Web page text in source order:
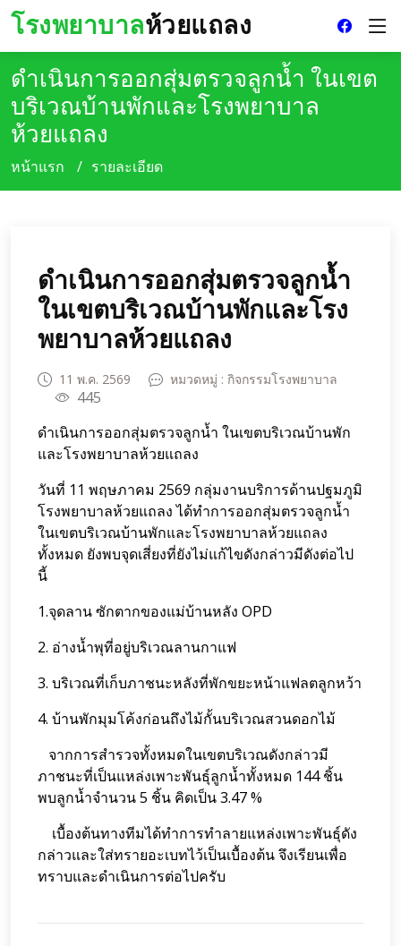
โรงพยาบาลห้วยแถลง
ดำเนินการออกสุ่มตรวจลูกน้ำ ในเขต
บริเวณบ้านพักและโรงพยาบาล
ห้วยแถลง
หน้าแรก รายละเอียด
ดำเนินการออกสุ่มตรวจลูกน้ำ
ในเขตบริเวณบ้านพักและโรง
พยาบาลห้วยแถลง
11 พ.ค. 2569 หมวดหมู่ : กิจกรรมโรงพยาบาล
445
ดำเนินการออกสุ่มตรวจลูกน้ำ ในเขตบริเวณบ้านพัก
และโรงพยาบาลห้วยแถลง
วันที่ 11 พฤษภาคม 2569 กลุ่มงานบริการด้านปฐมภูมิ
โรงพยาบาลห้วยแถลง ได้ทำการออกสุ่มตรวจลูกน้ำ
ในเขตบริเวณบ้านพักและโรงพยาบาลห้วยแถลง
ทั้งหมด ยังพบจุดเสี่ยงที่ยังไม่แก้ไขดังกล่าวมีดังต่อไป
นี้
1.จุดลาน ซักตากของแม่บ้านหลัง OPD
2. อ่างน้ำพุที่อยู่บริเวณลานกาแฟ
3. บริเวณที่เก็บภาชนะหลังที่พักขยะหน้าแฟลตลูกหว้า
4. บ้านพักมุมโค้งก่อนถึงไม้กั้นบริเวณสวนดอกไม้
จากการสำรวจทั้งหมดในเขตบริเวณดังกล่าวมี
ภาชนะที่เป็นแหล่งเพาะพันธุ์ลูกน้ำทั้งหมด 144 ชิ้น
พบลูกน้ำจำนวน 5 ชิ้น คิดเป็น 3.47 %
เบื้องต้นทางทีมได้ทำการทำลายแหล่งเพาะพันธุ์ดัง
กล่าวและใส่ทรายอะเบทไว้เป็นเบื้องต้น จึงเรียนเพื่อ
ทราบและดำเนินการต่อไปครับ